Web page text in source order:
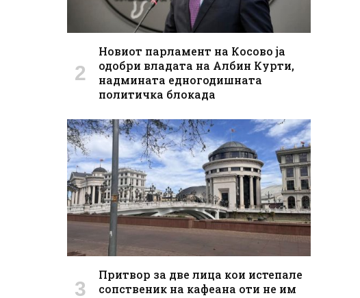
Новиот парламент на Косово ја
одобри владата на Албин Курти,
надмината едногодишната
политичка блокада
Притвор за две лица кои истепале
сопственик на кафеана оти не им